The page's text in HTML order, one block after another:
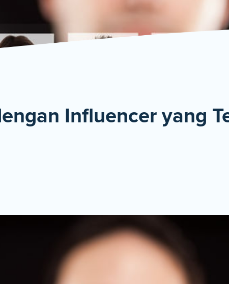
Payment Link:
Dengan Mudah
Influencer yang